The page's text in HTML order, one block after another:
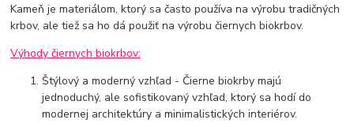
Kameň je materiálom, ktorý sa často používa na výrobu tradičných
krbov, ale tiež sa ho dá použiť na výrobu čiernych biokrbov.
Výhody čiernych biokrbov:
Štýlový a moderný vzhľad - Čierne biokrby majú
jednoduchý, ale sofistikovaný vzhľad, ktorý sa hodí do
modernej architektúry a minimalistických interiérov.